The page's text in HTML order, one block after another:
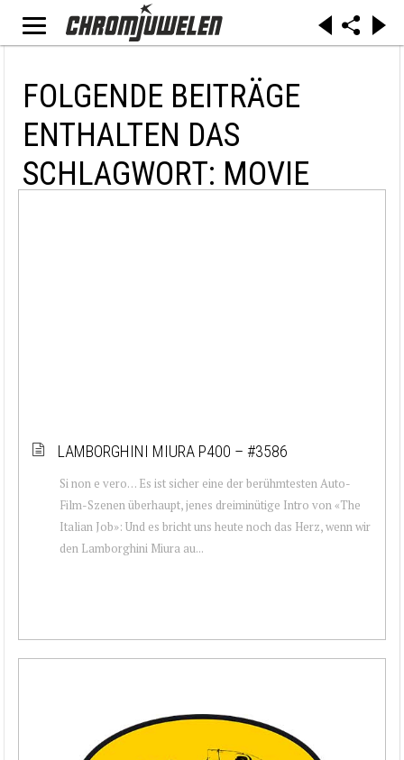
FOLGENDE BEITRÄGE
ENTHALTEN DAS
SCHLAGWORT: MOVIE
LAMBORGHINI MIURA P400 – #3586
Si non e vero… Es ist sicher eine der berühmtesten Auto-
Film-Szenen überhaupt, jenes dreiminütige Intro von «The
Italian Job»: Und es bricht uns heute noch das Herz, wenn wir
den Lamborghini Miura au...